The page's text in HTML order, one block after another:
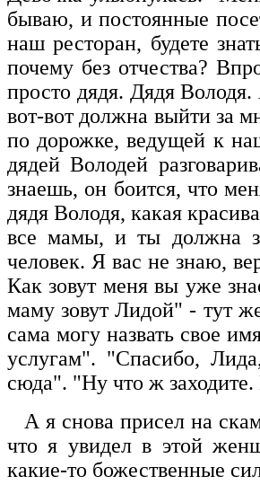
бываю, и постоянные
наш ресторан, будете
почему без отчества?
просто дядя. Дядя
вот-вот должна выйти за
по дорожке, ведущей к
дядей Володей
знаешь, он боится, что
дядя Володя, какая
все мамы, и ты должна
человек. Я вас не знаю,
Как зовут меня вы уже
маму зовут Лидой" - тут
сама могу назвать свое
услугам". "Спасибо,
сюда". "Ну что ж
А я снова присел на
что я увидел в этой
какие-то божественные